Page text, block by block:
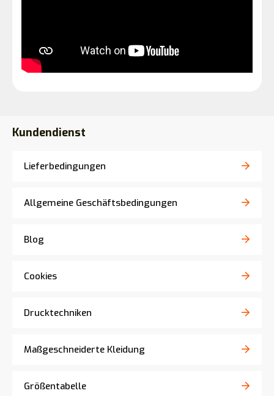
Kundendienst
Lieferbedingungen
Allgemeine Geschäftsbedingungen
Blog
Cookies
Drucktechniken
Maßgeschneiderte Kleidung
Größentabelle